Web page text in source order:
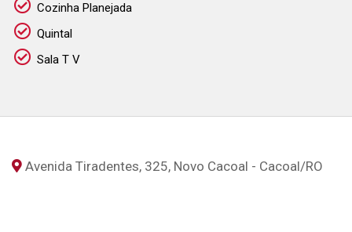
Cozinha Planejada
Quintal
Sala T V
Avenida Tiradentes, 325, Novo Cacoal - Cacoal/RO